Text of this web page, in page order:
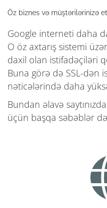
Öz biznes və müştərilərinizə
Google interneti daha
O öz axtarış sistemi
daxil olan istifadəçiləri
Buna görə də SSL-dən
nəticələrində daha
Bundan əlavə
üçün başqa səbəblər